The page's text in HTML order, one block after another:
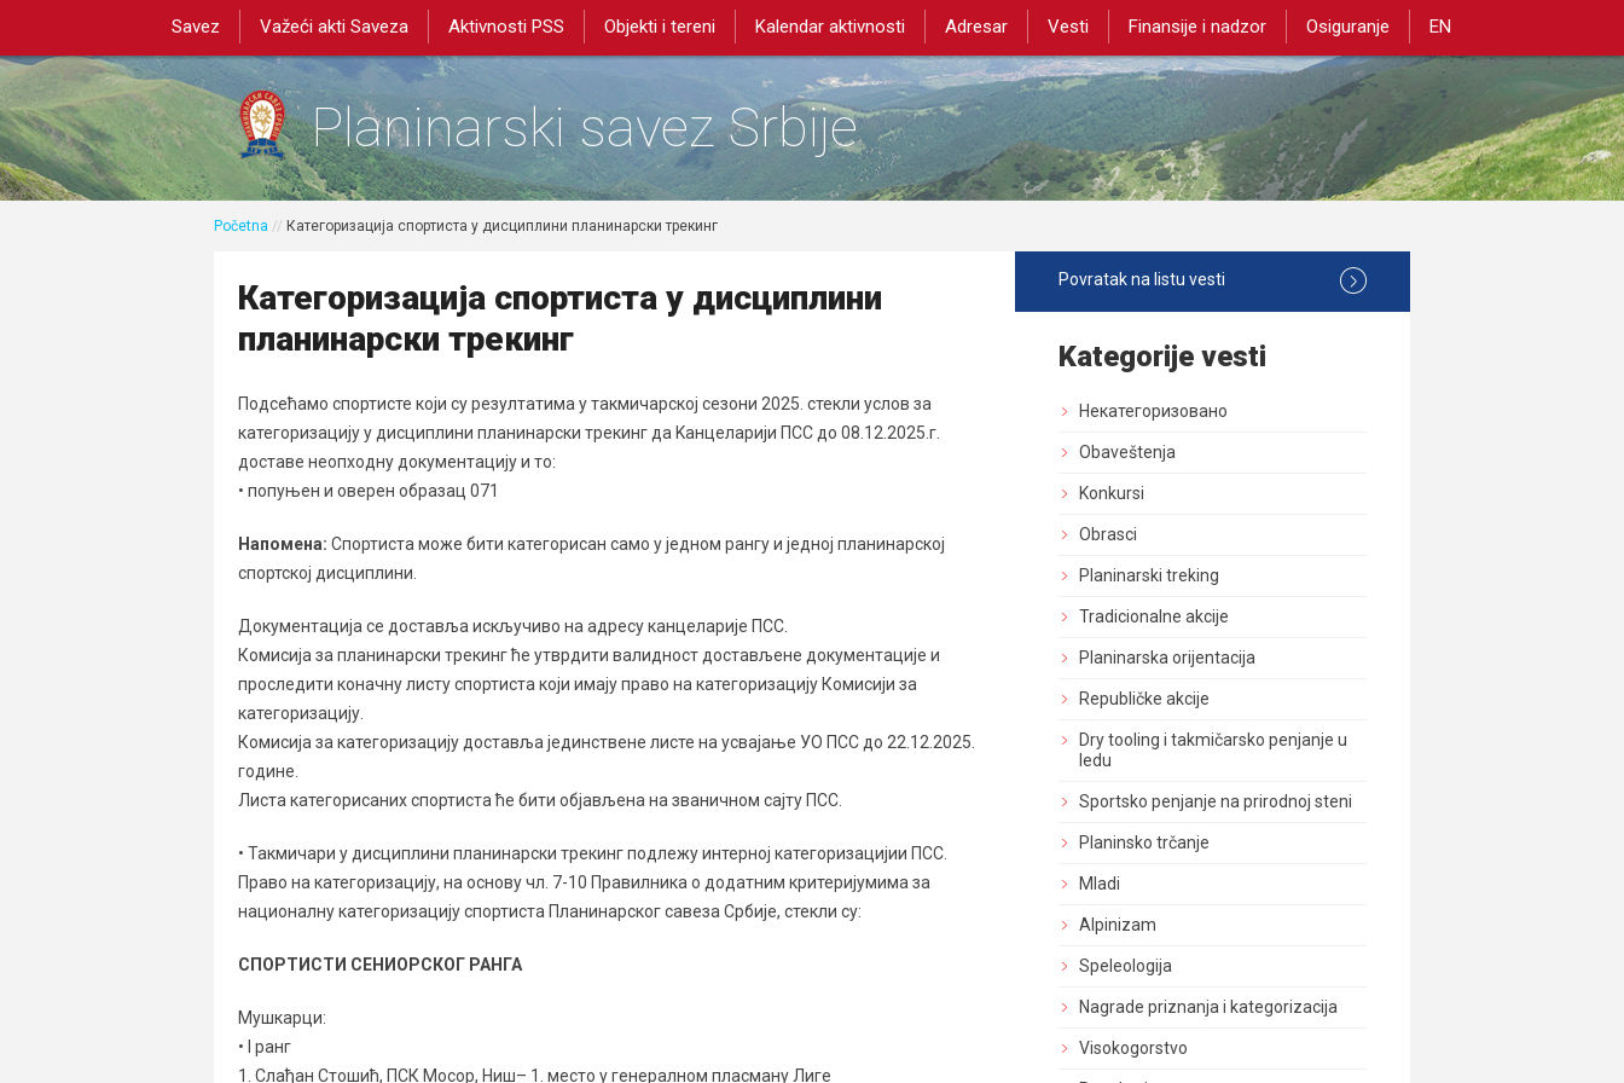
Savez Važeći akti Saveza Aktivnosti PSS Objekti i tereni Kalendar aktivnosti Adresar Vesti Finansije i nadzor Osiguranje EN
Planinarski savez Srbije
Početna // Категоризација спортиста у дисциплини планинарски трекинг
Категоризација спортиста у дисциплини
планинарски трекинг
Подсећамо спортисте који су резултатима у такмичарској сезони 2025. стекли услов за
категоризацију у дисциплини планинарски трекинг да Kанцеларији ПСС до 08.12.2025.г.
доставе неопходну документацију и то:
• попуњен и оверен образац 071
Напомена: Спортиста може бити категорисан само у једном рангу и једној планинарској
спортској дисциплини.
Документација се доставља искључиво на адресу канцеларије ПСС.
Комисија за планинарски трекинг ће утврдити валидност достављене документације и
проследити коначну листу спортиста који имају право на категоризацију Комисији за
категоризацију.
Комисија за категоризацију доставља јединствене листе на усвајање УО ПСС до 22.12.2025.
године.
Листа категорисаних спортиста ће бити објављена на званичном сајту ПСС.
• Такмичари у дисциплини планинарски трекинг подлежу интерној категоризацијии ПСС.
Право на категоризацију, на основу чл. 7-10 Правилника о додатним критеријумима за
националну категоризацију спортиста Планинарског савеза Србије, стекли су:
СПОРТИСТИ СЕНИОРСКОГ РАНГА
Мушкарци:
• I ранг
1. Слађан Стошић, ПСК Мосор, Ниш– 1. место у генералном пласману Лиге
Povratak na listu vesti
Kategorije vesti
Некатегоризовано
Obaveštenja
Konkursi
Obrasci
Planinarski treking
Tradicionalne akcije
Planinarska orijentacija
Republičke akcije
Dry tooling i takmičarsko penjanje u
ledu
Sportsko penjanje na prirodnoj steni
Planinsko trčanje
Mladi
Alpinizam
Speleologija
Nagrade priznanja i kategorizacija
Visokogorstvo